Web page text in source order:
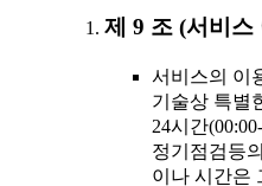
제 9 조 (서비스
서비스의 이
기술상 특별
24시간
정기점검등
이나 시간은